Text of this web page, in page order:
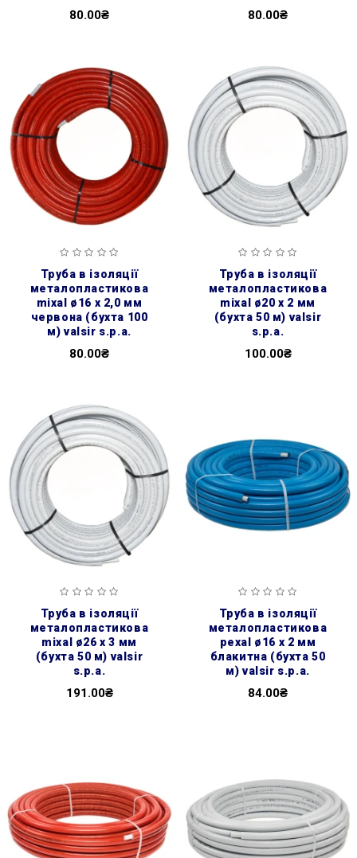
80.00₴ 80.00₴
труба в ізоляції
металопластикова
mixal ø16 х 2,0 мм
червона (бухта 100
м) valsir s.p.a.
80.00₴
труба в ізоляції
металопластикова
mixal ø20 х 2 мм
(бухта 50 м) valsir
s.p.a.
100.00₴
труба в ізоляції
металопластикова
mixal ø26 х 3 мм
(бухта 50 м) valsir
s.p.a.
191.00₴
труба в ізоляції
металопластикова
pexal ø16 х 2 мм
блакитна (бухта 50
м) valsir s.p.a.
84.00₴